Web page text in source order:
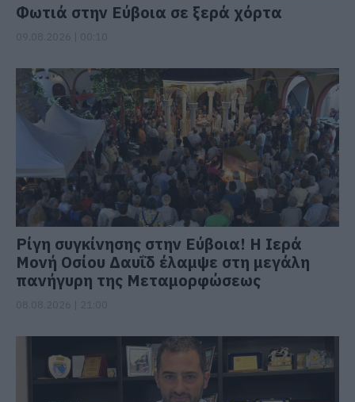
Φωτιά στην Εύβοια σε ξερά χόρτα
Ρίγη συγκίνησης στην Εύβοια! Η Ιερά
Μονή Οσίου Δαυΐδ έλαμψε στη μεγάλη
πανήγυρη της Μεταμορφώσεως